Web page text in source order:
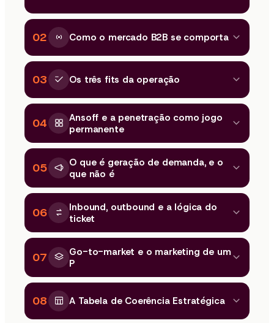
02 Como o mercado B2B se comporta
03 Os três fits da operação
04
Ansoff e a penetração como jogo
permanente
05
O que é geração de demanda, e o
que não é
06
Inbound, outbound e a lógica do
ticket
07
Go-to-market e o marketing de um
P
08 A Tabela de Coerência Estratégica